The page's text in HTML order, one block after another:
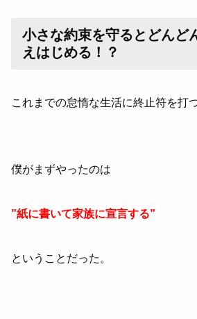
小さな約束を守るとどんど
えはじめる！？
これまでの怠惰な生活に終止符を打
僕がまずやったのは
”紙に書いて家族に宣言する”
ということだった。